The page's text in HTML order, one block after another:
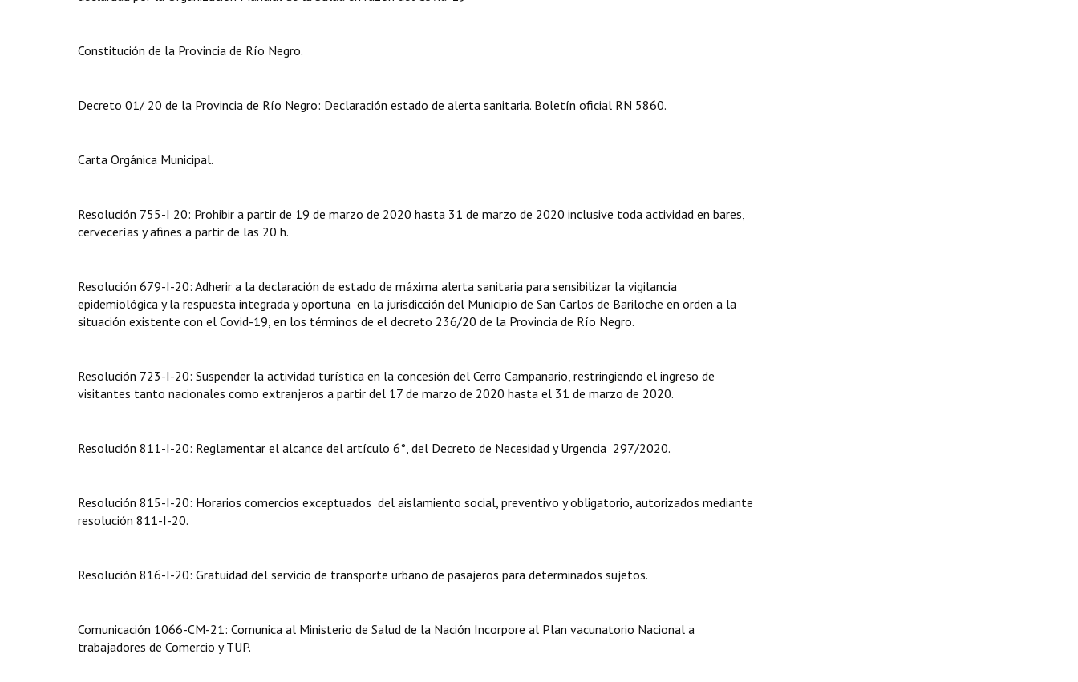
Constitución de la Provincia de Río Negro.
Decreto 01/ 20 de la Provincia de Río Negro: Declaración estado de alerta sanitaria. Boletín oficial RN 5860.
Carta Orgánica Municipal.
Resolución 755-I 20: Prohibir a partir de 19 de marzo de 2020 hasta 31 de marzo de 2020 inclusive toda actividad en bares,
cervecerías y afines a partir de las 20 h.
Resolución 679-I-20: Adherir a la declaración de estado de máxima alerta sanitaria para sensibilizar la vigilancia
epidemiológica y la respuesta integrada y oportuna en la jurisdicción del Municipio de San Carlos de Bariloche en orden a la
situación existente con el Covid-19, en los términos de el decreto 236/20 de la Provincia de Río Negro.
Resolución 723-I-20: Suspender la actividad turística en la concesión del Cerro Campanario, restringiendo el ingreso de
visitantes tanto nacionales como extranjeros a partir del 17 de marzo de 2020 hasta el 31 de marzo de 2020.
Resolución 811-I-20: Reglamentar el alcance del artículo 6°, del Decreto de Necesidad y Urgencia 297/2020.
Resolución 815-I-20: Horarios comercios exceptuados del aislamiento social, preventivo y obligatorio, autorizados mediante
resolución 811-I-20.
Resolución 816-I-20: Gratuidad del servicio de transporte urbano de pasajeros para determinados sujetos.
Comunicación 1066-CM-21: Comunica al Ministerio de Salud de la Nación Incorpore al Plan vacunatorio Nacional a
trabajadores de Comercio y TUP.